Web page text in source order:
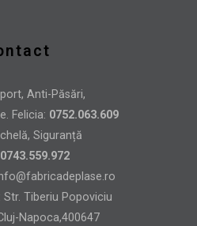
Anti-Păsări,
Felicia: 0752.063.609
Siguranță
0743.559.972
Str. Tiberiu Popoviciu
Napoca,400647